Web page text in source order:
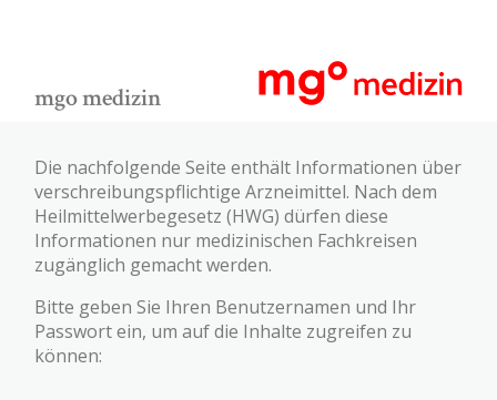
mgo medizin
Die nachfolgende Seite enthält Informationen über
verschreibungspflichtige Arzneimittel. Nach dem
Heilmittelwerbegesetz (HWG) dürfen diese
Informationen nur medizinischen Fachkreisen
zugänglich gemacht werden.
Bitte geben Sie Ihren Benutzernamen und Ihr
Passwort ein, um auf die Inhalte zugreifen zu
können: